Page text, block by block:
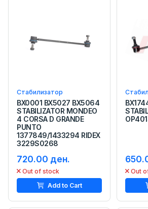
Стабилизатор
BX0001 BX5027 BX5064
STABILIZATOR MONDEO
4 CORSA D GRANDE
PUNTO
1377849/1433294 RIDEX
3229S0268
720.00 ден.
Out of stock
Add to Cart
Out